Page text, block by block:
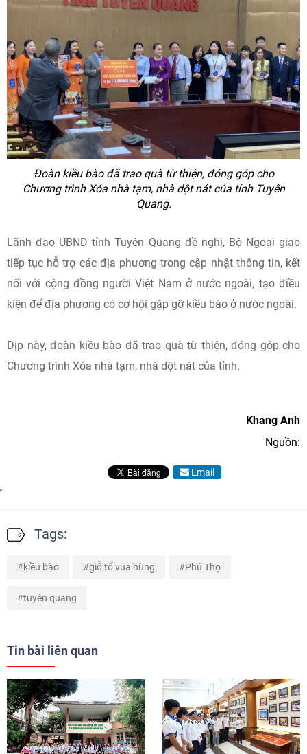
Đoàn kiều bào đã trao quà từ thiện, đóng góp cho
Chương trình Xóa nhà tạm, nhà dột nát của tỉnh Tuyên
Quang.
Lãnh đạo UBND tỉnh Tuyên Quang đề nghị, Bộ Ngoại giao
tiếp tục hỗ trợ các địa phương trong cập nhật thông tin, kết
nối với cộng đồng người Việt Nam ở nước ngoài, tạo điều
kiện để địa phương có cơ hội gặp gỡ kiều bào ở nước ngoài.
Dịp này, đoàn kiều bào đã trao quà từ thiện, đóng góp cho
Chương trình Xóa nhà tạm, nhà dột nát của tỉnh.
Khang Anh
Nguồn:
Email
Tags:
kiều bào giỗ tổ vua hùng Phú Thọ
tuyên quang
Tin bài liên quan